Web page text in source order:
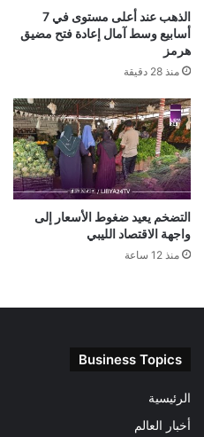
الذهب عند أعلى مستوى في 7
أسابيع وسط آمال إعادة فتح مضيق
هرمز
منذ 28 دقيقة
التضخم يعيد ضغوط الأسعار إلى
واجهة الاقتصاد الليبي
منذ 12 ساعة
Business Topics
الرئيسية
أخبار العالم